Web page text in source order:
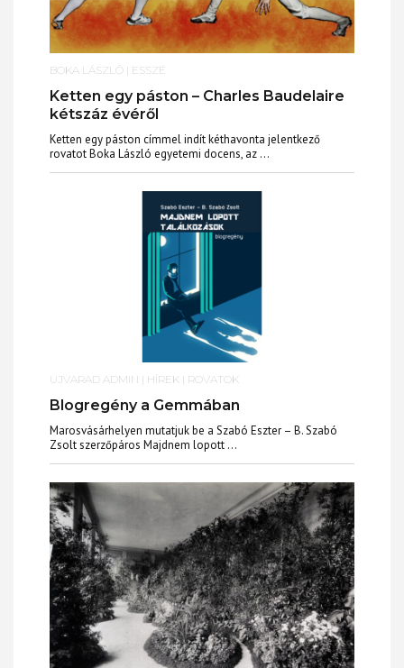
BOKA LÁSZLÓ | ESSZÉ
Ketten egy páston – Charles Baudelaire
kétszáz évéről
Ketten egy páston címmel indít kéthavonta jelentkező
rovatot Boka László egyetemi docens, az ...
UJVARAD ADMIN | HÍREK | ROVATOK
Blogregény a Gemmában
Marosvásárhelyen mutatjuk be a Szabó Eszter – B. Szabó
Zsolt szerzőpáros Majdnem lopott ...